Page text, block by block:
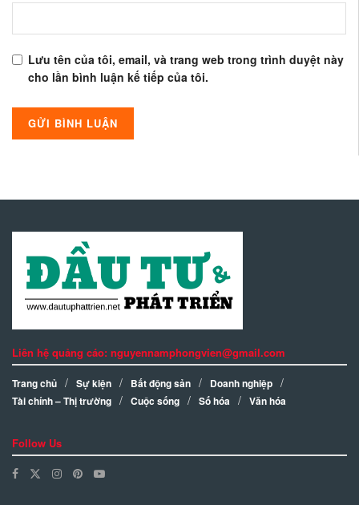
Lưu tên của tôi, email, và trang web trong trình duyệt này
cho lần bình luận kế tiếp của tôi.
Liên hệ quảng cáo: nguyennamphongvien@gmail.com
Trang chủ Sự kiện Bất động sản
Doanh nghiệp
Tài chính – Thị trường
Cuộc sống Số hóa Văn hóa
Follow Us